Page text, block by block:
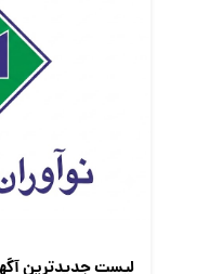
لیست جدیدترین